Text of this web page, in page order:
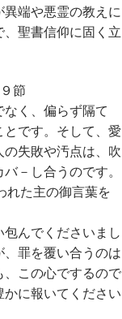
端や悪霊の教えに
聖書信仰に固く立
節
く、偏らず隔て
です。そして、愛
失敗や汚点は、吹
－し合うのです。
れた主の御言葉を
んでくださいまし
罪を覆い合うのは
この心でするので
に報いてください